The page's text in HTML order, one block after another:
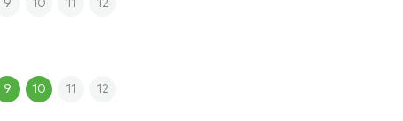
9 10 11 12
9 10 11 12